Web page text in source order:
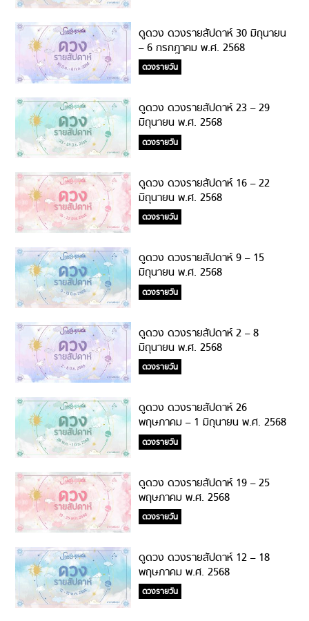
ดูดวง ดวงรายสัปดาห์ 30 มิถุนายน
– 6 กรกฎาคม พ.ศ. 2568
ดวงรายวัน
ดูดวง ดวงรายสัปดาห์ 23 – 29
มิถุนายน พ.ศ. 2568
ดวงรายวัน
ดูดวง ดวงรายสัปดาห์ 16 – 22
มิถุนายน พ.ศ. 2568
ดวงรายวัน
ดูดวง ดวงรายสัปดาห์ 9 – 15
มิถุนายน พ.ศ. 2568
ดวงรายวัน
ดูดวง ดวงรายสัปดาห์ 2 – 8
มิถุนายน พ.ศ. 2568
ดวงรายวัน
ดูดวง ดวงรายสัปดาห์ 26
พฤษภาคม – 1 มิถุนายน พ.ศ. 2568
ดวงรายวัน
ดูดวง ดวงรายสัปดาห์ 19 – 25
พฤษภาคม พ.ศ. 2568
ดวงรายวัน
ดูดวง ดวงรายสัปดาห์ 12 – 18
พฤษภาคม พ.ศ. 2568
ดวงรายวัน